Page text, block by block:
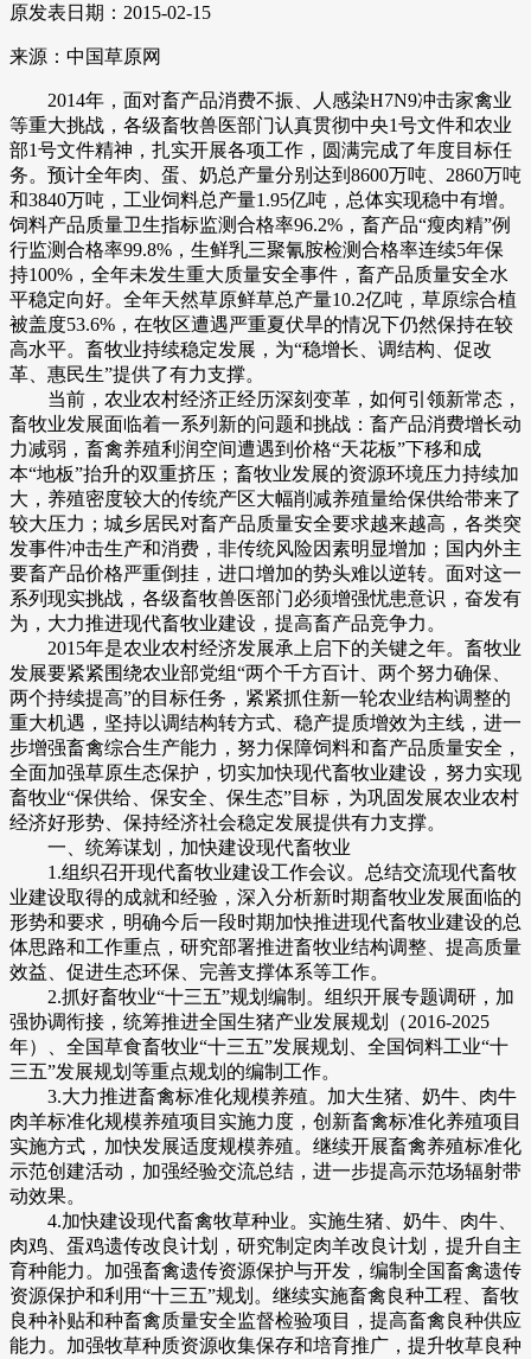
原发表日期：2015-02-15
来源：中国草原网
2014年，面对畜产品消费不振、人感染H7N9冲击家禽业
等重大挑战，各级畜牧兽医部门认真贯彻中央1号文件和农业
部1号文件精神，扎实开展各项工作，圆满完成了年度目标任
务。预计全年肉、蛋、奶总产量分别达到8600万吨、2860万吨
和3840万吨，工业饲料总产量1.95亿吨，总体实现稳中有增。
饲料产品质量卫生指标监测合格率96.2%，畜产品“瘦肉精”例
行监测合格率99.8%，生鲜乳三聚氰胺检测合格率连续5年保
持100%，全年未发生重大质量安全事件，畜产品质量安全水
平稳定向好。全年天然草原鲜草总产量10.2亿吨，草原综合植
被盖度53.6%，在牧区遭遇严重夏伏旱的情况下仍然保持在较
高水平。畜牧业持续稳定发展，为“稳增长、调结构、促改
革、惠民生”提供了有力支撑。
当前，农业农村经济正经历深刻变革，如何引领新常态，
畜牧业发展面临着一系列新的问题和挑战：畜产品消费增长动
力减弱，畜禽养殖利润空间遭遇到价格“天花板”下移和成
本“地板”抬升的双重挤压；畜牧业发展的资源环境压力持续加
大，养殖密度较大的传统产区大幅削减养殖量给保供给带来了
较大压力；城乡居民对畜产品质量安全要求越来越高，各类突
发事件冲击生产和消费，非传统风险因素明显增加；国内外主
要畜产品价格严重倒挂，进口增加的势头难以逆转。面对这一
系列现实挑战，各级畜牧兽医部门必须增强忧患意识，奋发有
为，大力推进现代畜牧业建设，提高畜产品竞争力。
2015年是农业农村经济发展承上启下的关键之年。畜牧业
发展要紧紧围绕农业部党组“两个千方百计、两个努力确保、
两个持续提高”的目标任务，紧紧抓住新一轮农业结构调整的
重大机遇，坚持以调结构转方式、稳产提质增效为主线，进一
步增强畜禽综合生产能力，努力保障饲料和畜产品质量安全，
全面加强草原生态保护，切实加快现代畜牧业建设，努力实现
畜牧业“保供给、保安全、保生态”目标，为巩固发展农业农村
经济好形势、保持经济社会稳定发展提供有力支撑。
一、统筹谋划，加快建设现代畜牧业
1.组织召开现代畜牧业建设工作会议。总结交流现代畜牧
业建设取得的成就和经验，深入分析新时期畜牧业发展面临的
形势和要求，明确今后一段时期加快推进现代畜牧业建设的总
体思路和工作重点，研究部署推进畜牧业结构调整、提高质量
效益、促进生态环保、完善支撑体系等工作。
2.抓好畜牧业“十三五”规划编制。组织开展专题调研，加
强协调衔接，统筹推进全国生猪产业发展规划（2016-2025
年）、全国草食畜牧业“十三五”发展规划、全国饲料工业“十
三五”发展规划等重点规划的编制工作。
3.大力推进畜禽标准化规模养殖。加大生猪、奶牛、肉牛
肉羊标准化规模养殖项目实施力度，创新畜禽标准化养殖项目
实施方式，加快发展适度规模养殖。继续开展畜禽养殖标准化
示范创建活动，加强经验交流总结，进一步提高示范场辐射带
动效果。
4.加快建设现代畜禽牧草种业。实施生猪、奶牛、肉牛、
肉鸡、蛋鸡遗传改良计划，研究制定肉羊改良计划，提升自主
育种能力。加强畜禽遗传资源保护与开发，编制全国畜禽遗传
资源保护和利用“十三五”规划。继续实施畜禽良种工程、畜牧
良种补贴和种畜禽质量安全监督检验项目，提高畜禽良种供应
能力。加强牧草种质资源收集保存和培育推广，提升牧草良种